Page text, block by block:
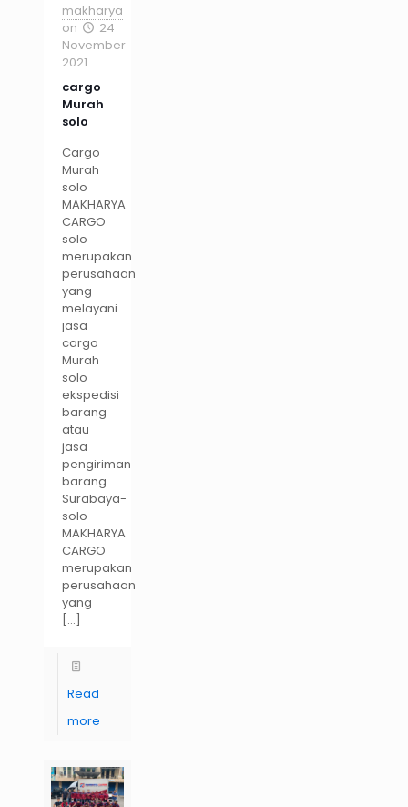
makharya
on
24
November
2021
cargo
Murah
solo
Cargo
Murah
solo
MAKHARYA
CARGO
solo
merupakan
perusahaan
yang
melayani
jasa
cargo
Murah
solo
ekspedisi
barang
atau
jasa
pengiriman
barang
Surabaya-
solo
MAKHARYA
CARGO
merupakan
perusahaan
yang
[…]
Read
more